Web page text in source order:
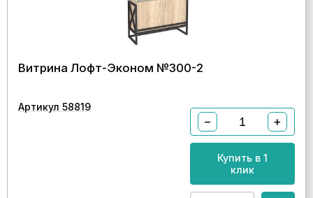
Витрина Лофт-Эконом №300-2
Артикул 58819
− +
Купить в 1
клик